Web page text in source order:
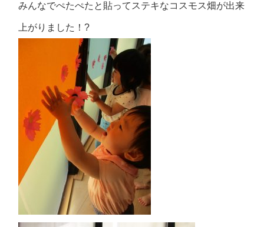
みんなでぺたぺたと貼ってステキなコスモス畑が出来
上がりました！?